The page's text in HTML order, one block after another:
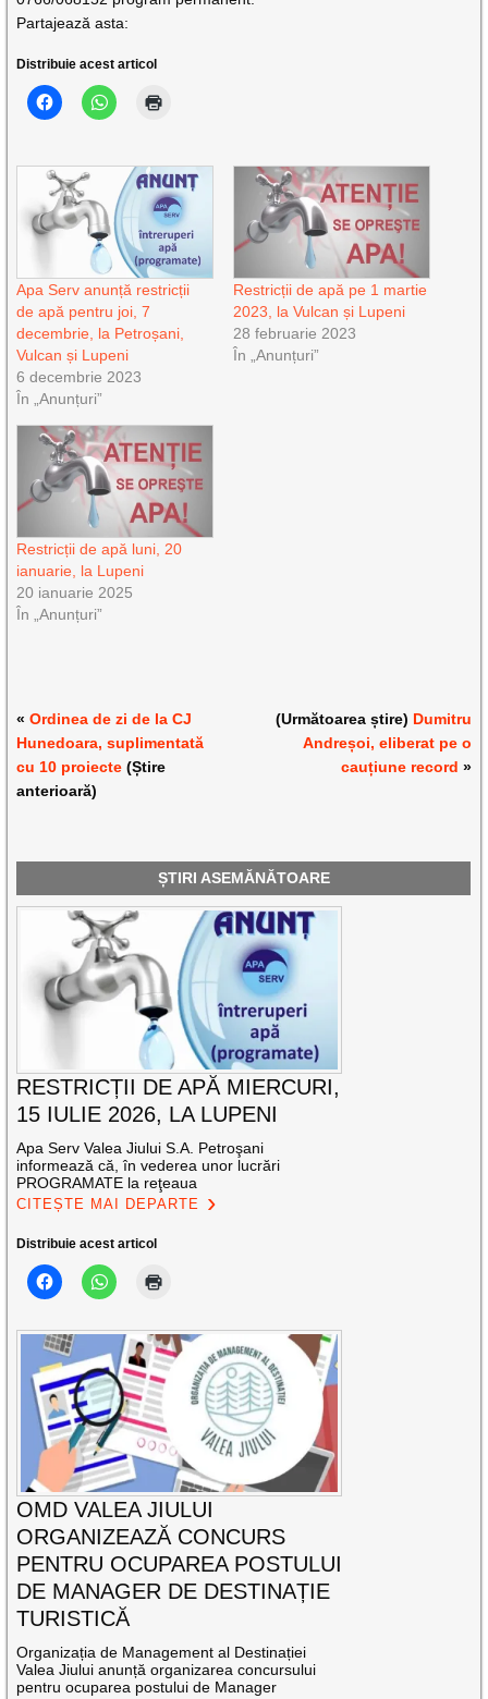
Partajează asta:
Distribuie acest articol
Apa Serv anunță restricții
de apă pentru joi, 7
decembrie, la Petroșani,
Vulcan și Lupeni
6 decembrie 2023
În „Anunțuri”
Restricții de apă pe 1 martie
2023, la Vulcan și Lupeni
28 februarie 2023
În „Anunțuri”
Restricții de apă luni, 20
ianuarie, la Lupeni
20 ianuarie 2025
În „Anunțuri”
«Ordinea de zi de la CJ
Hunedoara, suplimentată
cu 10 proiecte (Știre
anterioară)
(Următoarea știre) Dumitru
Andreșoi, eliberat pe o
cauțiune record »
ȘTIRI ASEMĂNĂTOARE
RESTRICȚII DE APĂ MIERCURI,
15 IULIE 2026, LA LUPENI
Apa Serv Valea Jiului S.A. Petroşani
informează că, în vederea unor lucrări
PROGRAMATE la reţeaua
CITEȘTE MAI DEPARTE
Distribuie acest articol
OMD VALEA JIULUI
ORGANIZEAZĂ CONCURS
PENTRU OCUPAREA POSTULUI
DE MANAGER DE DESTINAȚIE
TURISTICĂ
Organizația de Management al Destinației
Valea Jiului anunță organizarea concursului
pentru ocuparea postului de Manager